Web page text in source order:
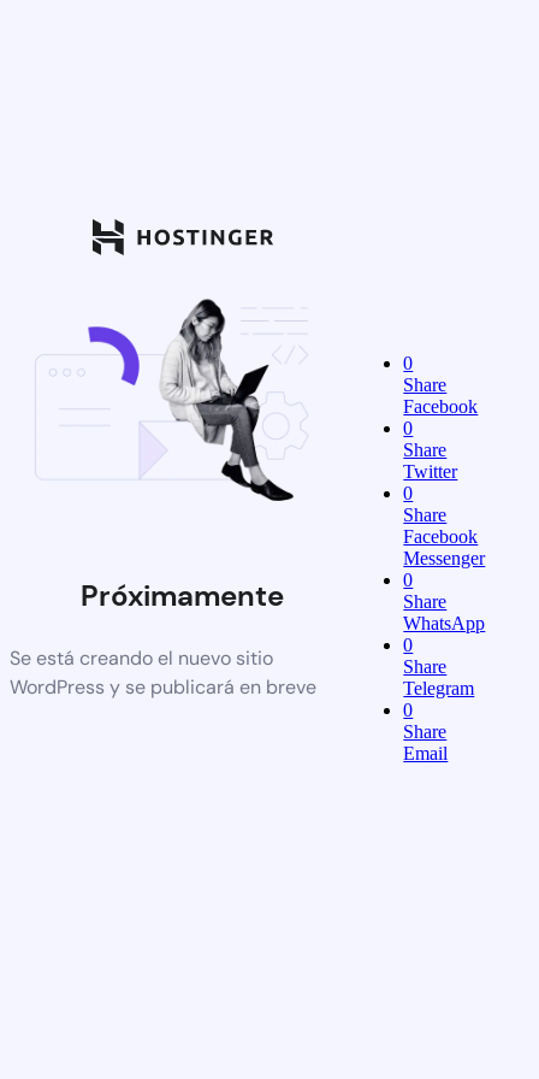
Próximamente
Se está creando el nuevo sitio
WordPress y se publicará en breve
0
Share
Facebook
0
Share
Twitter
0
Share
Facebook
Messenger
0
Share
WhatsApp
0
Share
Telegram
0
Share
Email